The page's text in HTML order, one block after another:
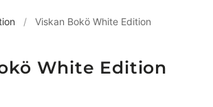
/ Viskan Bokö White Edition
White Edition